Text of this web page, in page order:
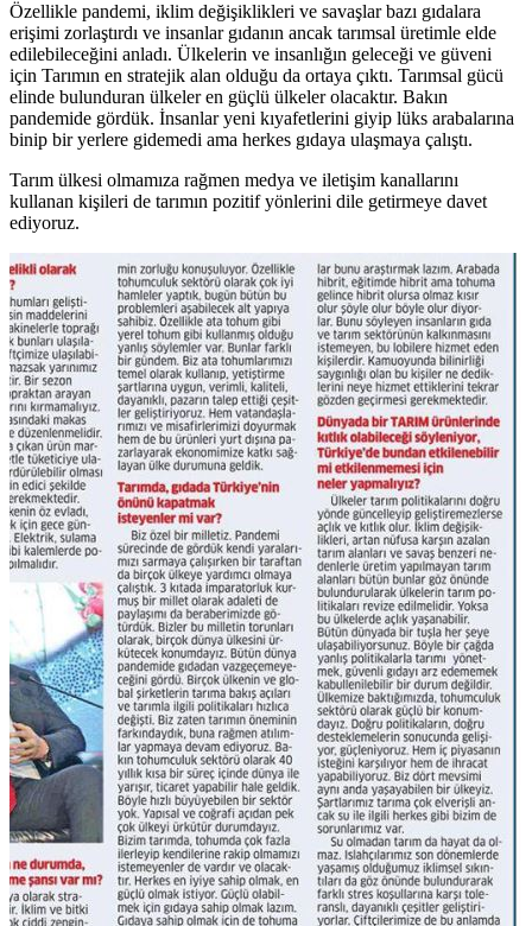
Özellikle pandemi, iklim değişiklikleri ve savaşlar bazı gıdalara
erişimi zorlaştırdı ve insanlar gıdanın ancak tarımsal üretimle elde
edilebileceğini anladı. Ülkelerin ve insanlığın geleceği ve güveni
için Tarımın en stratejik alan olduğu da ortaya çıktı. Tarımsal gücü
elinde bulunduran ülkeler en güçlü ülkeler olacaktır. Bakın
pandemide gördük. İnsanlar yeni kıyafetlerini giyip lüks arabalarına
binip bir yerlere gidemedi ama herkes gıdaya ulaşmaya çalıştı.
Tarım ülkesi olmamıza rağmen medya ve iletişim kanallarını
kullanan kişileri de tarımın pozitif yönlerini dile getirmeye davet
ediyoruz.